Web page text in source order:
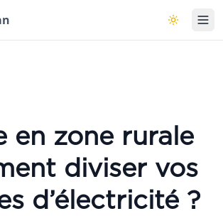
principal
Basculer
meilleur matériel
du marché
en 2025 !
en zone rurale
diviser vos
d’électricité ?